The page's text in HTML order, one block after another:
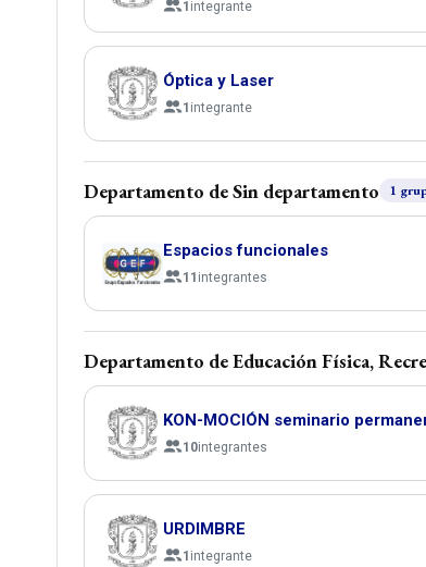
1 integrante
Óptica y Laser
1 integrante
Departamento de Sin departamento 1
Espacios funcionales
11 integrantes
Departamento de Educación Física,
KON-MOCIÓN seminario
10integrantes
URDIMBRE
1 integrante